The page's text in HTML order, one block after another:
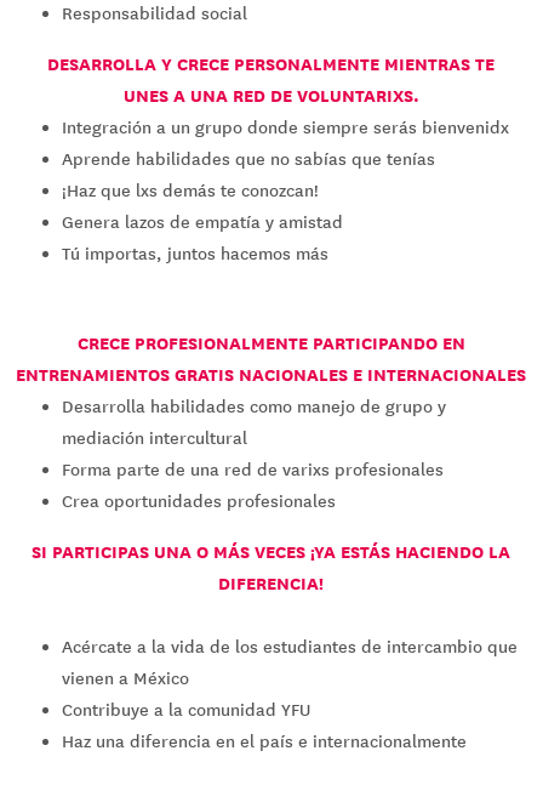
Responsabilidad social
DESARROLLA Y CRECE PERSONALMENTE MIENTRAS TE
UNES A UNA RED DE VOLUNTARIXS.
Integración a un grupo donde siempre serás bienvenidx
Aprende habilidades que no sabías que tenías
¡Haz que lxs demás te conozcan!
Genera lazos de empatía y amistad
Tú importas, juntos hacemos más
CRECE PROFESIONALMENTE PARTICIPANDO EN
ENTRENAMIENTOS GRATIS NACIONALES E INTERNACIONALES
Desarrolla habilidades como manejo de grupo y
mediación intercultural
Forma parte de una red de varixs profesionales
Crea oportunidades profesionales
SI PARTICIPAS UNA O MÁS VECES ¡YA ESTÁS HACIENDO LA
DIFERENCIA!
Acércate a la vida de los estudiantes de intercambio que
vienen a México
Contribuye a la comunidad YFU
Haz una diferencia en el país e internacionalmente